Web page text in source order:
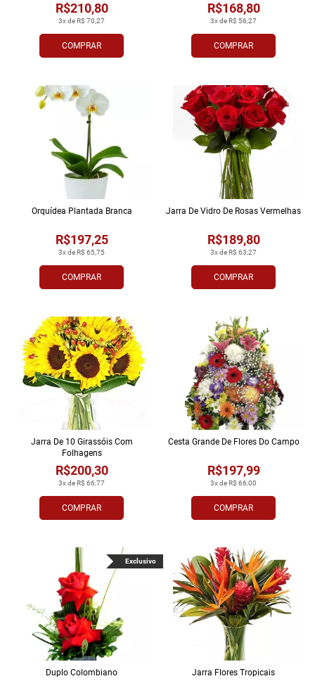
COMPRAR
3x de R$ 70,27
R$210,80
COMPRAR
3x de R$ 56,27
R$168,80
COMPRAR
3x de R$ 65,75
R$197,25
Orquídea Plantada Branca
COMPRAR
3x de R$ 63,27
R$189,80
Jarra De Vidro De Rosas Vermelhas
COMPRAR
3x de R$ 66,77
R$200,30
Jarra De 10 Girassóis Com
Folhagens
COMPRAR
3x de R$ 66,00
R$197,99
Cesta Grande De Flores Do Campo
Duplo Colombiano
Exclusivo
Jarra Flores Tropi­cais